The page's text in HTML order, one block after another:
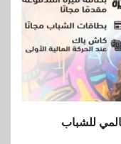
للشباب